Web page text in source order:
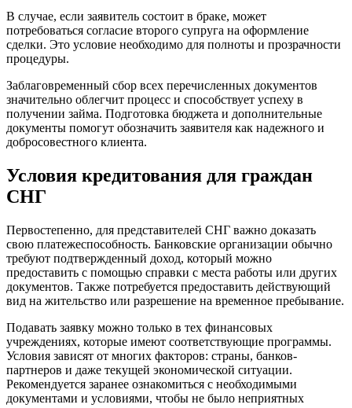
В случае, если заявитель состоит в браке, может
потребоваться согласие второго супруга на оформление
сделки. Это условие необходимо для полноты и прозрачности
процедуры.
Заблаговременный сбор всех перечисленных документов
значительно облегчит процесс и способствует успеху в
получении займа. Подготовка бюджета и дополнительные
документы помогут обозначить заявителя как надежного и
добросовестного клиента.
Условия кредитования для граждан
СНГ
Первостепенно, для представителей СНГ важно доказать
свою платежеспособность. Банковские организации обычно
требуют подтвержденный доход, который можно
предоставить с помощью справки с места работы или других
документов. Также потребуется предоставить действующий
вид на жительство или разрешение на временное пребывание.
Подавать заявку можно только в тех финансовых
учреждениях, которые имеют соответствующие программы.
Условия зависят от многих факторов: страны, банков-
партнеров и даже текущей экономической ситуации.
Рекомендуется заранее ознакомиться с необходимыми
документами и условиями, чтобы не было неприятных